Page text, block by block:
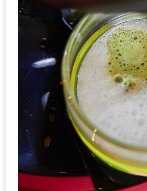
โปร
โม
นวัน
แม่
แห่ง
ชาติ
2557
หมู